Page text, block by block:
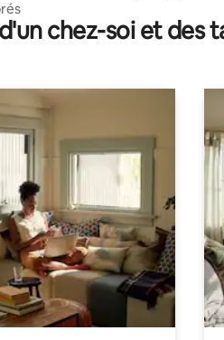
chez-soi et des